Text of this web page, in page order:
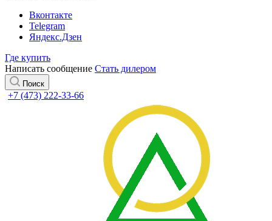
Вконтакте
Telegram
Яндекс.Дзен
Где купить
Написать сообщение Стать дилером
Поиск
+7 (473) 222-33-66